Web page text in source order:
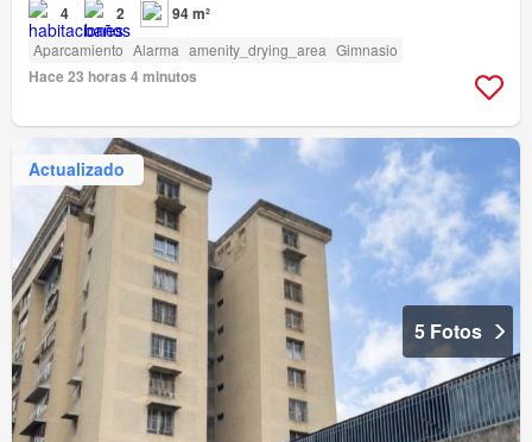
4 2 94 m²
Aparcamiento Alarma amenity_drying_area Gimnasio
Hace 23 horas 4 minutos
Actualizado
5 Fotos